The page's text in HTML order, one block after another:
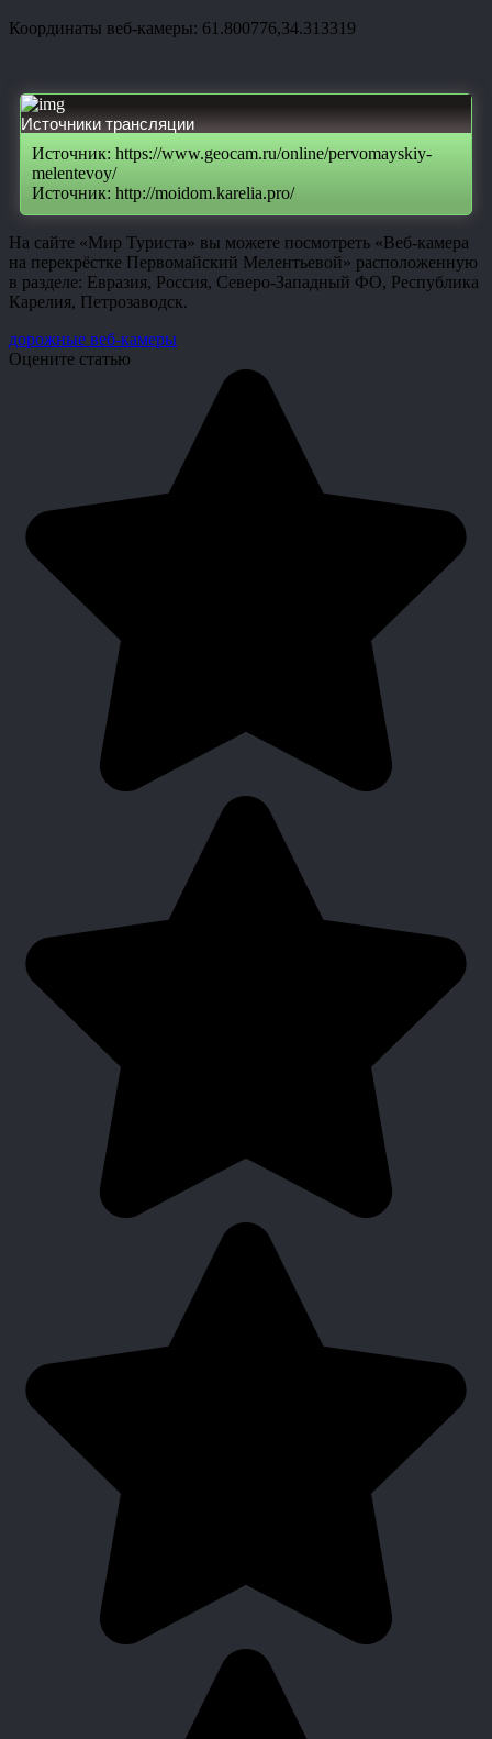
Координаты веб-камеры: 61.800776,34.313319
Источники трансляции
Источник: https://www.geocam.ru/online/pervomayskiy-
melentevoy/
Источник: http://moidom.karelia.pro/
На сайте «Мир Туриста» вы можете посмотреть «Веб-камера
на перекрёстке Первомайский Мелентьевой» расположенную
в разделе: Евразия, Россия, Северо-Западный ФО, Республика
Карелия, Петрозаводск.
дорожные веб-камеры
Оцените статью